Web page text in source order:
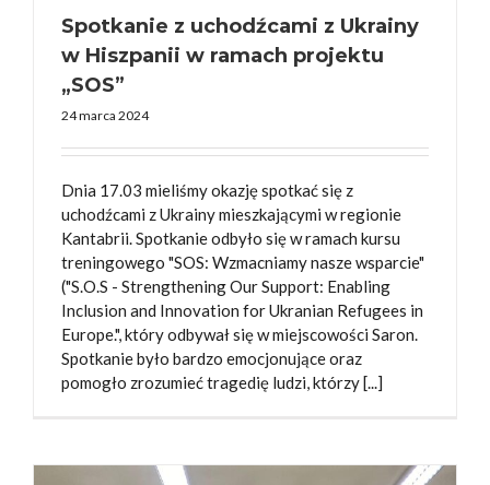
Spotkanie z uchodźcami z Ukrainy
w Hiszpanii w ramach projektu
„SOS”
24 marca 2024
Dnia 17.03 mieliśmy okazję spotkać się z
uchodźcami z Ukrainy mieszkającymi w regionie
Kantabrii. Spotkanie odbyło się w ramach kursu
treningowego "SOS: Wzmacniamy nasze wsparcie"
("S.O.S - Strengthening Our Support: Enabling
Inclusion and Innovation for Ukranian Refugees in
Europe.", który odbywał się w miejscowości Saron.
Spotkanie było bardzo emocjonujące oraz
pomogło zrozumieć tragedię ludzi, którzy [...]